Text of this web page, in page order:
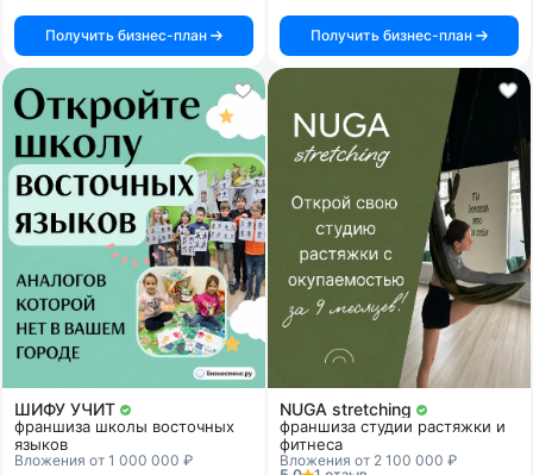
Получить бизнес-план Получить бизнес-план
ШИФУ УЧИТ
франшиза школы восточных
языков
Вложения от 1 000 000 ₽
NUGA stretching
франшиза студии растяжки и
фитнеса
Вложения от 2 100 000 ₽